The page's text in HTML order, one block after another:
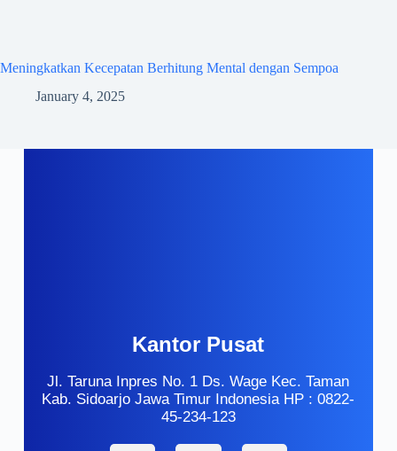
Meningkatkan Kecepatan Berhitung Mental dengan Sempoa
January 4, 2025
Kantor Pusat
Jl. Taruna Inpres No. 1 Ds. Wage Kec. Taman
Kab. Sidoarjo Jawa Timur Indonesia HP : 0822-
45-234-123